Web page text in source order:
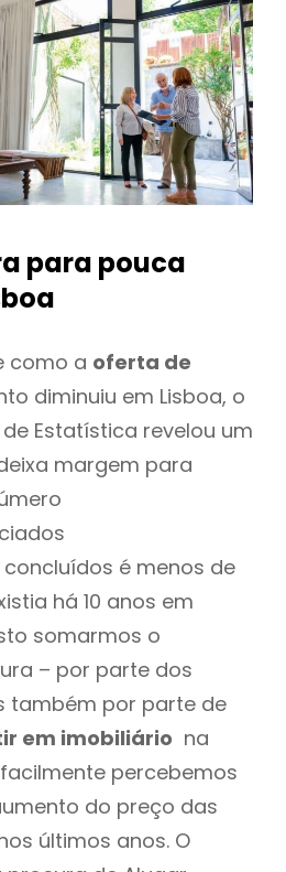
para pouca
como a oferta de
diminuiu em Lisboa, o
Estatística revelou um
margem para
concluídos é menos de
há 10 anos em
somarmos o
– por parte dos
também por parte de
em imobiliário na
percebemos
do preço das
últimos anos. O